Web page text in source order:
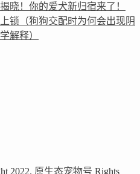
晓！你的爱犬新归宿来了！
锁（狗狗交配时为何会出现阴
解释）
2022. 原生态宠物号 Rights